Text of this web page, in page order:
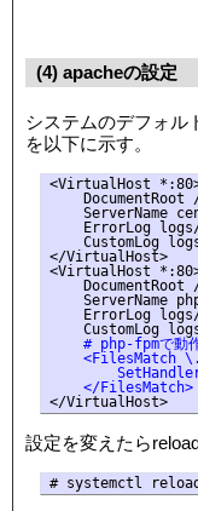
(4) apacheの設定
システムのデフォル
を以下に示す。
<VirtualHost
DocumentRoot
ServerName
ErrorLog
CustomLog
</VirtualHost>
<VirtualHost
DocumentRoot
ServerName
ErrorLog
# php-fpmで動
<FilesMatch
    </FilesMatch>
</VirtualHost>
設定を変えたらreload
# systemctl